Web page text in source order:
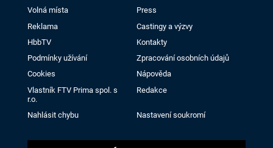
Volná místa
Press
Reklama
Castingy a výzvy
HbbTV
Kontakty
Podmínky užívání
Zpracování osobních údajů
Cookies
Nápověda
Vlastník FTV Prima spol. s
r.o.
Redakce
Nahlásit chybu Nastavení soukromí